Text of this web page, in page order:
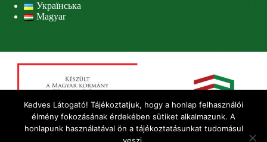
Українська
Magyar
Kedves Látogató! Tájékoztatjuk, hogy a honlap felhasználói
élmény fokozásának érdekében sütiket alkalmazunk. A
honlapunk használatával ön a tájékoztatásunkat tudomásul